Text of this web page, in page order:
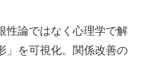
性論ではなく心理学で解
」を可視化。関係改善の